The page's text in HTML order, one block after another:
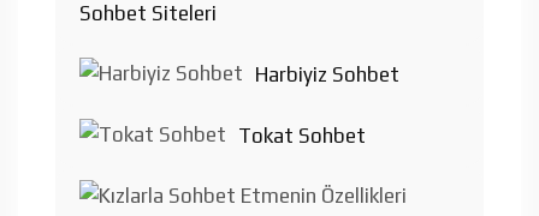
Sohbet Siteleri
Harbiyiz Sohbet
Tokat Sohbet